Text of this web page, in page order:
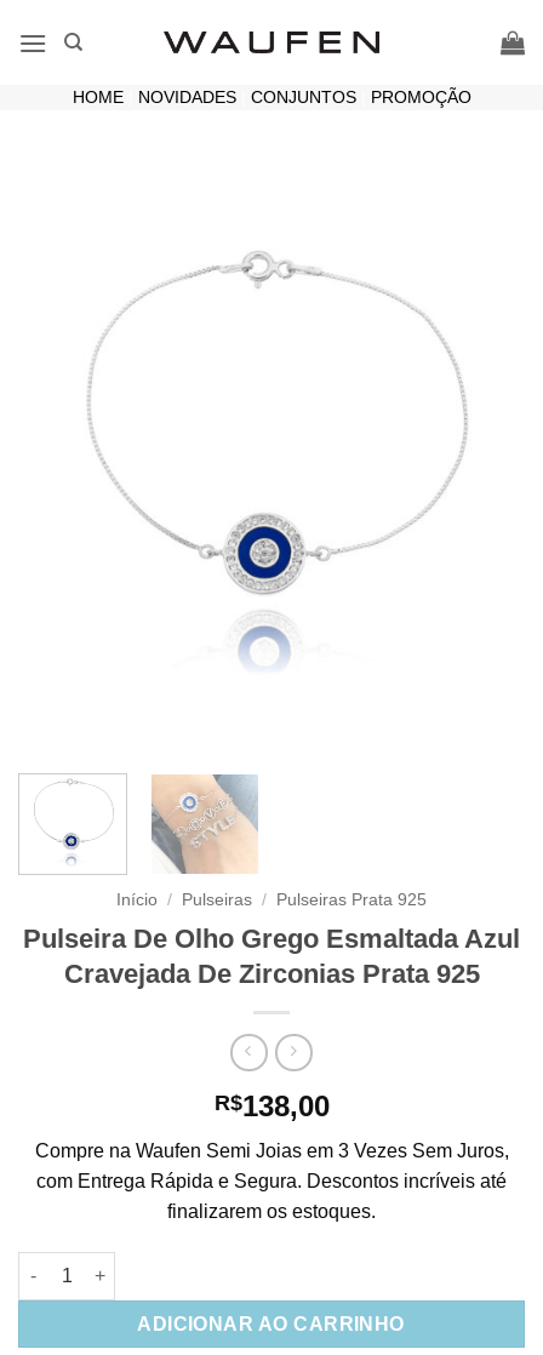
HOME| NOVIDADES| CONJUNTOS| PROMOÇÃO
Início / Pulseiras / Pulseiras Prata 925
Pulseira De Olho Grego Esmaltada Azul
Cravejada De Zirconias Prata 925
R$138,00
Compre na Waufen Semi Joias em 3 Vezes Sem Juros,
com Entrega Rápida e Segura. Descontos incríveis até
finalizarem os estoques.
Pulseira De Olho Grego Esmaltada Azul Cravejada De
ADICIONAR AO CARRINHO